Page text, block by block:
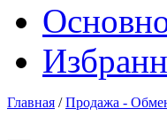
Главная /Продажа -